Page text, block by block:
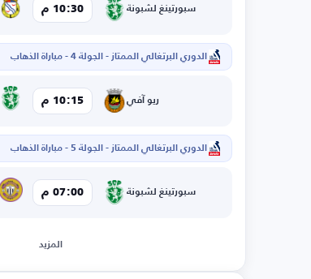
سبورتينغ لشبونة 10:30 م
الدوري البرتغالي الممتاز - الجولة 4 - مباراة الذهاب
ريو آفي 10:15 م
الدوري البرتغالي الممتاز - الجولة 5 - مباراة الذهاب
سبورتينغ لشبونة 07:00 م
المزيد